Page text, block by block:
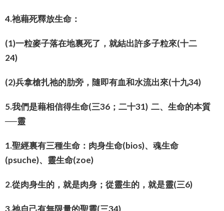
4.祂藉死釋放生命：
(1)一粒麥子落在地裏死了，就結出許多子粒來(十二
24)
(2)兵拿槍扎祂的肋旁，隨即有血和水流出來(十九34)
5.我們是藉相信得生命(三36；二十31) 二、生命的本質
──靈
1.聖經裏有三種生命：肉身生命(bios)、魂生命
(psuche)、靈生命(zoe)
2.從肉身生的，就是肉身；從靈生的，就是靈(三6)
3.祂自己有無限量的聖靈(三34)